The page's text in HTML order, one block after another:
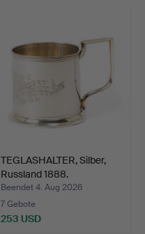
TEGLASHALTER, Silber,
Russland 1888.
Beendet 4. Aug 2026
7 Gebote
253 USD